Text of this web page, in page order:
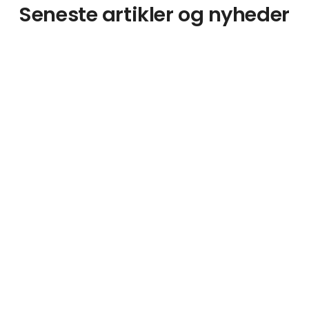
Seneste artikler og nyheder